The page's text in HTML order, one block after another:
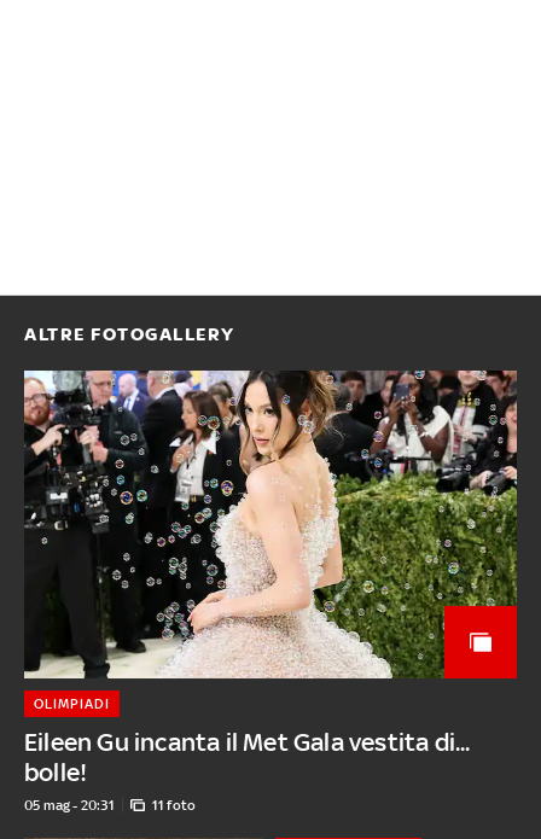
ALTRE FOTOGALLERY
Eileen Gu incanta il Met Gala vestita di...
bolle!
OLIMPIADI
05 mag - 20:31 11 foto